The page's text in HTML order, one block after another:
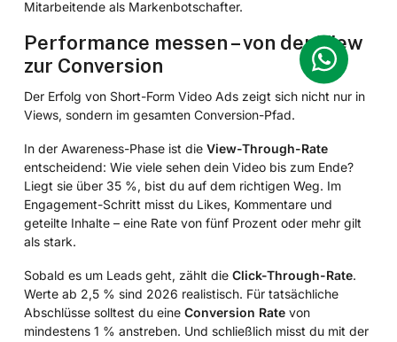
Mitarbeitende als Markenbotschafter.
Performance messen – von der View
zur Conversion
Der Erfolg von Short-Form Video Ads zeigt sich nicht nur in
Views, sondern im gesamten Conversion-Pfad.
In der Awareness-Phase ist die View-Through-Rate
entscheidend: Wie viele sehen dein Video bis zum Ende?
Liegt sie über 35 %, bist du auf dem richtigen Weg. Im
Engagement-Schritt misst du Likes, Kommentare und
geteilte Inhalte – eine Rate von fünf Prozent oder mehr gilt
als stark.
Sobald es um Leads geht, zählt die Click-Through-Rate.
Werte ab 2,5 % sind 2026 realistisch. Für tatsächliche
Abschlüsse solltest du eine Conversion Ratevon
mindestens 1 % anstreben. Und schließlich misst du mit der